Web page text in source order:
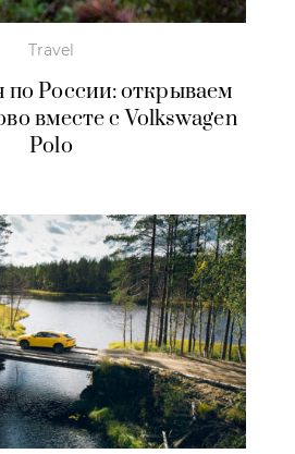
Travel
по России: открываем
вместе с Volkswagen
Polo